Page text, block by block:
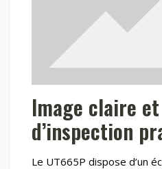
Image claire
d’inspection
Le UT665P dispose d’un